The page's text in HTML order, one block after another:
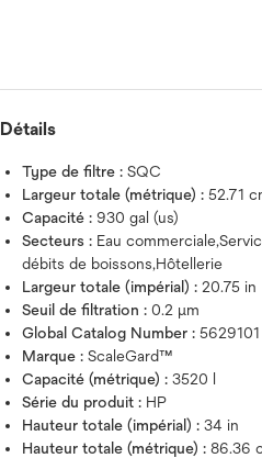
Détails
Type de filtre :SQC
Largeur totale (métrique) :52.71
Capacité : 930 gal (us)
Secteurs : Eau
débits de boissons,Hôtellerie
Largeur totale (impérial) :20.75 in
Seuil de filtration :0.2 μm
Global Catalog Number :5629101
Marque :ScaleGard™
Capacité (métrique) :3520 l
Série du produit : HP
Hauteur totale (impérial) :34 in
Hauteur totale (métrique) :86.36